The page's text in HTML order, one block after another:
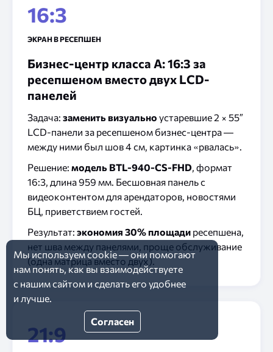
16:3
ЭКРАН В РЕСЕПШЕН
Бизнес-центр класса A: 16:3 за
ресепшеном вместо двух LCD-
панелей
Задача: заменить визуально устаревшие 2 × 55″
LCD-панели за ресепшеном бизнес-центра —
между ними был шов 4 см, картинка «рвалась».
Решение: модель BTL-940-CS-FHD, формат
16:3, длина 959 мм. Бесшовная панель с
видеоконтентом для арендаторов, новостями
БЦ, приветствием гостей.
Результат: экономия 30% площади ресепшена,
нет шва между панелями, проще обслуживание
(одна матрица вместо двух).
21:9
Мы используемcookie— они помогают
нам понять, как вы взаимодействуете
с нашимсайтом и сделатьего удобнее
и лучше.
Согласен